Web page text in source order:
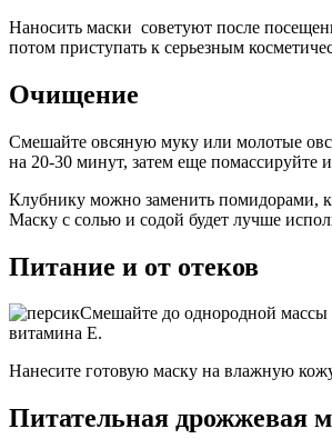
Наносить маски советуют после
потом приступать к серьезным
Очищение
Смешайте овсяную муку или молотые
на 20-30 минут, затем еще помассируйте
Клубнику можно заменить помидорами,
Маску с солью и содой будет лучше
Питание и от отеков
Смешайте до однородной массы
витамина Е.
Нанесите готовую маску на влажную
Питательная дрожжевая